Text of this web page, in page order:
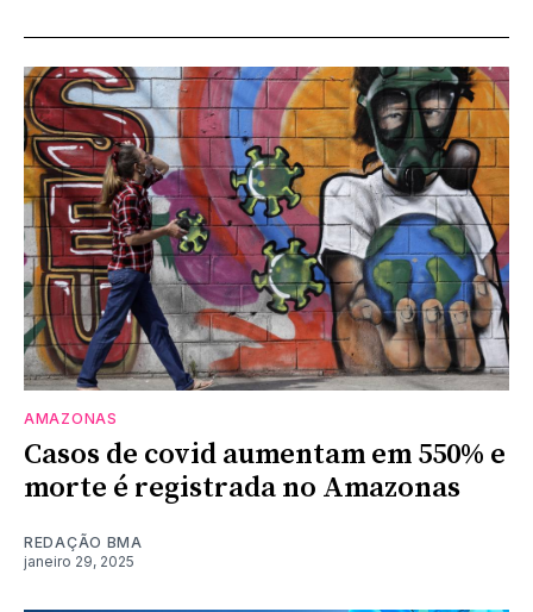
AMAZONAS
Casos de covid aumentam em 550% e
morte é registrada no Amazonas
REDAÇÃO BMA
janeiro 29, 2025